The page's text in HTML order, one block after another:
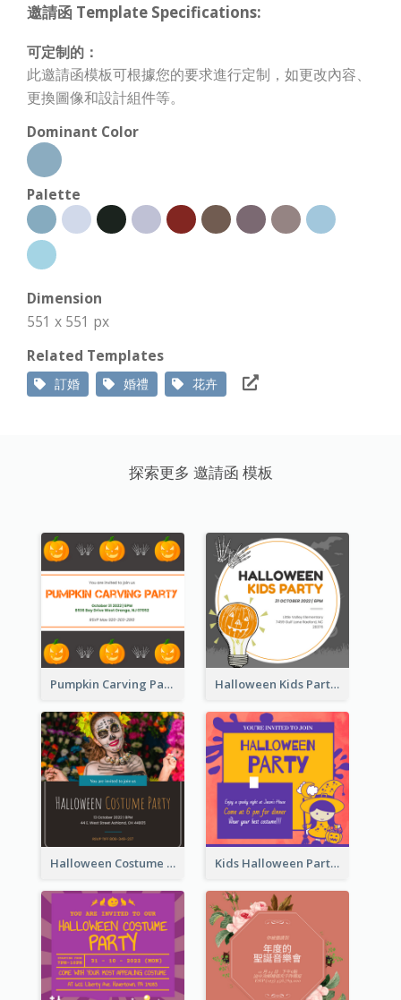
邀請函 Template Specifications:
可定制的：
此邀請函模板可根據您的要求進行定制，如更改內容、
更換圖像和設計組件等。
Dominant Color
Palette
Dimension
551 x 551 px
Related Templates
訂婚 婚禮 花卉
探索更多 邀請函 模板
Pumpkin Carving Party Invitation Halloween Kids Party Invitation
Halloween Costume Party Invitation Kids Halloween Party Invitation